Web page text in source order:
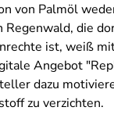
von Palmöl
Regenwald, die
ist, weiß
Angebot
dazu
zu verzichten.